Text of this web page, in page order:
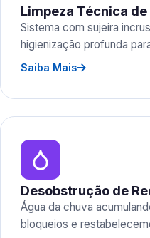
Limpeza Técnica
Sistema com sujeira
higienização profunda
Saiba Mais
Desobstrução de
Água da chuva
bloqueios e